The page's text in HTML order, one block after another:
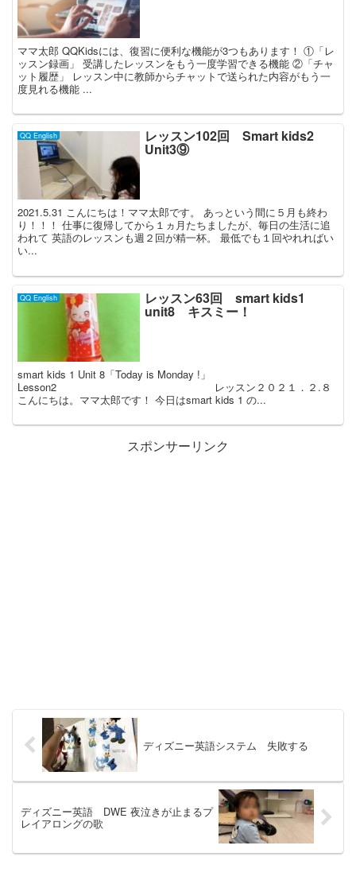
ママ太郎 QQKidsには、復習に便利な機能が3つもあります！ ①「レ
ッスン録画」 受講したレッスンをもう一度学習できる機能 ②「チャ
ット履歴」 レッスン中に教師からチャットで送られた内容がもう一
度見れる機能 ...
QQ English レッスン102回 Smart kids2
Unit3⑨
2021.5.31 こんにちは！ママ太郎です。 あっという間に５月も終わ
り！！！ 仕事に復帰してから１ヵ月たちましたが、毎日の生活に追
われて 英語のレッスンも週２回が精一杯。 最低でも１回やれればい
い...
QQ English レッスン63回 smart kids1
unit8 キスミー！
smart kids 1 Unit 8「Today is Monday !」
Lesson2 レッスン２０２１．２.８
こんにちは。ママ太郎です！ 今日はsmart kids 1 の...
スポンサーリンク
ディズニー英語システム 失敗する
ディズニー英語 DWE 夜泣きが止まるプ
レイアロングの歌